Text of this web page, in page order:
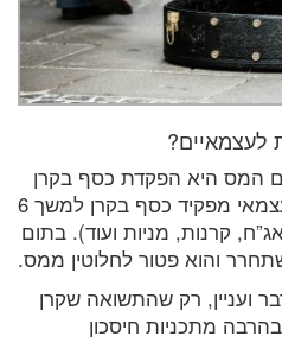
לעצמאיים?
המס היא הפקדת כסף בקרן
השתלמות. הרעיון פשוט: העצמאי מפקיד כסף בקרן למשך 6
קרנות, מניות ועוד). בתום
והוא פטור לחלוטין ממס.
ועניין, רק שהתשואה שקרן
מתכניות חיסכון